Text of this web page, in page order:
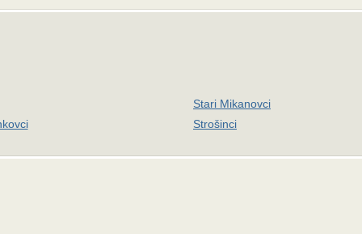
Stari Mikanovci
Strošinci